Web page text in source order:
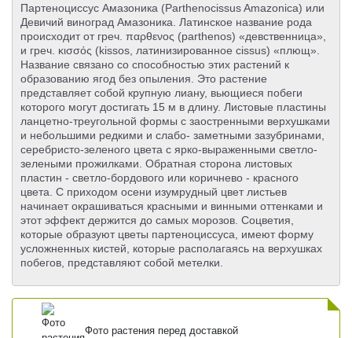
Партеноциссус Амазоника (Parthenocissus Amazonica) или
Девичий виноград Амазоника. Латинское название рода
происходит от греч. παρθενος (parthenos) «девственница»,
и греч. κισσός (kissos, латинизированное cissus) «плющ».
Название связано со способностью этих растений к
образованию ягод без опыления. Это растение
представляет собой крупную лиану, вьющиеся побеги
которого могут достигать 15 м в длину. Листовые пластины
ланцетно-треугольной формы с заостренными верхушками
и небольшими редкими и слабо- заметными зазубринами,
серебристо-зеленого цвета с ярко-выраженными светло-
зелеными прожилками. Обратная сторона листовых
пластин - светло-бордового или коричнево - красного
цвета. С приходом осени изумрудный цвет листьев
начинает окрашиваться красными и винными оттенками и
этот эффект держится до самых морозов. Соцветия,
которые образуют цветы партеноциссуса, имеют форму
усложненных кистей, которые располагаясь на верхушках
побегов, представляют собой метелки.
Фото растения перед доставкой